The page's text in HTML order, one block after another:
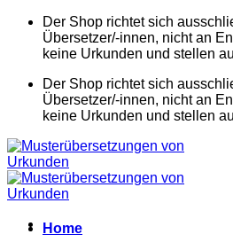
Zum
springen
Der Shop richtet sich
Übersetzer/-innen, nicht an
keine Urkunden und stellen
Der Shop richtet sich
Übersetzer/-innen, nicht an
keine Urkunden und stellen
Home